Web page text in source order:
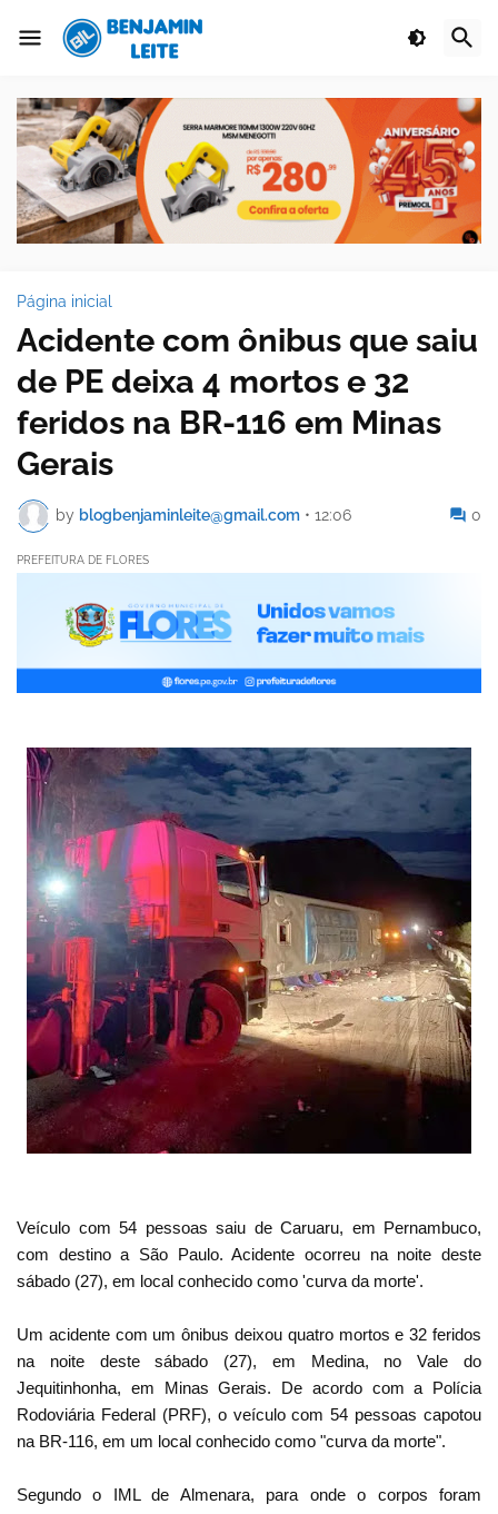
Página inicial
Acidente com ônibus que saiu
de PE deixa 4 mortos e 32
feridos na BR-116 em Minas
Gerais
by blogbenjaminleite@gmail.com • 12:06 0
PREFEITURA DE FLORES
Veículo com 54 pessoas saiu de Caruaru, em Pernambuco,
com destino a São Paulo. Acidente ocorreu na noite deste
sábado (27), em local conhecido como 'curva da morte'.
Um acidente com um ônibus deixou quatro mortos e 32 feridos
na noite deste sábado (27), em Medina, no Vale do
Jequitinhonha, em Minas Gerais. De acordo com a Polícia
Rodoviária Federal (PRF), o veículo com 54 pessoas capotou
na BR-116, em um local conhecido como "curva da morte".
Segundo o IML de Almenara, para onde o corpos foram